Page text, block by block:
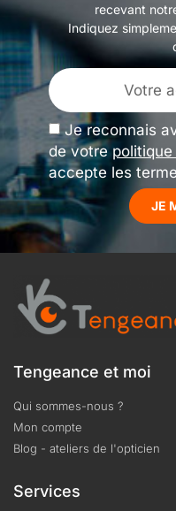
recevant
Indiquez
Je reconnais
de votre
accepte les
JE
Tengeance et moi
Qui sommes-nous ?
Mon compte
Blog - ateliers de l'opticien
Services